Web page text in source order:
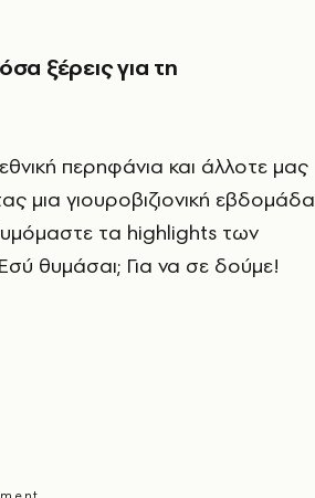
ξέρεις για τη
περηφάνια και άλλοτε μας
μια γιουροβιζιονική εβδομάδα
θυμόμαστε τα highlights των
θυμάσαι; Για να σε δούμε!